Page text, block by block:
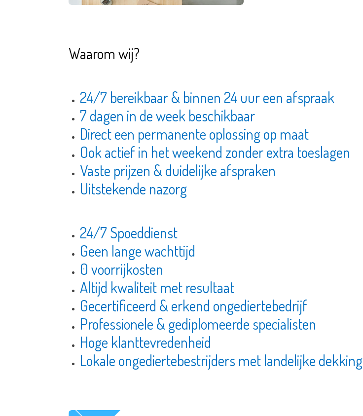
Waarom wij?
24/7 bereikbaar & binnen 24 uur een afspraak
7 dagen in de week beschikbaar
Direct een permanente oplossing op maat
Ook actief in het weekend zonder extra toeslagen
Vaste prijzen & duidelijke afspraken
Uitstekende nazorg
24/7 Spoeddienst
Geen lange wachttijd
0 voorrijkosten
Altijd kwaliteit met resultaat
Gecertificeerd & erkend ongediertebedrijf
Professionele & gediplomeerde specialisten
Hoge klanttevredenheid
Lokale ongediertebestrijders met landelijke dekking